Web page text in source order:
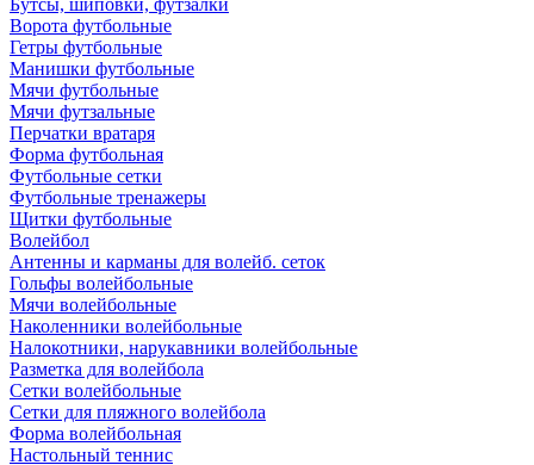
Бутсы, шиповки, футзалки
Ворота футбольные
Гетры футбольные
Манишки футбольные
Мячи футбольные
Мячи футзальные
Перчатки вратаря
Форма футбольная
Футбольные сетки
Футбольные тренажеры
Щитки футбольные
Волейбол
Антенны и карманы для волейб. сеток
Гольфы волейбольные
Мячи волейбольные
Наколенники волейбольные
Налокотники, нарукавники волейбольные
Разметка для волейбола
Сетки волейбольные
Сетки для пляжного волейбола
Форма волейбольная
Настольный теннис